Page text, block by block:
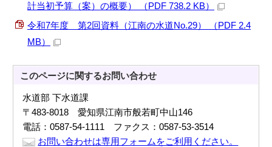
計当初予算（案）の概要） （PDF 738.2 KB）
令和7年度 第2回資料（江南の水道No.29） （PDF 2.4
MB）
このページに関するお問い合わせ
水道部 下水道課
〒483-8018 愛知県江南市般若町中山146
電話：0587-54-1111 ファクス：0587-53-3514
お問い合わせは専用フォームをご利用ください。